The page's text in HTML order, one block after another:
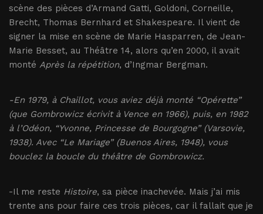
scène des pièces d’Armand Gatti, Goldoni, Corneille,
Brecht, Thomas Bernhard et Shakespeare. Il vient de
signer la mise en scène de Marie Hasparren, de Jean-
Marie Besset, au Théâtre 14, alors qu’en 2000, il avait
monté Après la répétition, d’Ingmar Bergman.
-En 1979, à Chaillot, vous aviez déjà monté “Opérette”
(que Gombrowicz écrivit à Vence en 1966), puis, en 1982
à l’Odéon, “Yvonne, Princesse de Bourgogne” (Varsovie,
1938). Avec “Le Mariage” (Buenos Aires, 1948), vous
bouclez la boucle du théâtre de Gombrowicz.
-Il me reste Histoire, sa pièce inachevée. Mais j’ai mis
trente ans pour faire ces trois pièces, car il fallait que je